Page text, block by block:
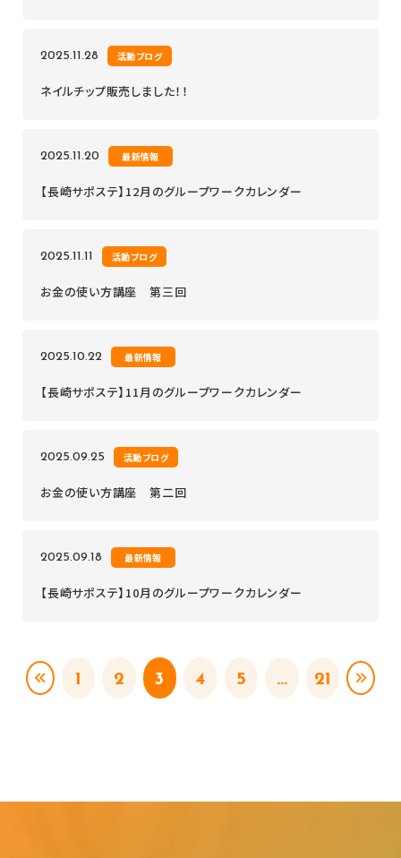
2025.11.28 活動ブログ
ネイルチップ販売しました！！
2025.11.20 最新情報
【長崎サポステ】12月のグループワークカレンダー
2025.11.11 活動ブログ
お金の使い方講座 第三回
2025.10.22 最新情報
【長崎サポステ】11月のグループワークカレンダー
2025.09.25 活動ブログ
お金の使い方講座 第二回
2025.09.18 最新情報
【長崎サポステ】10月のグループワークカレンダー
1 2 3 4 5 ... 21